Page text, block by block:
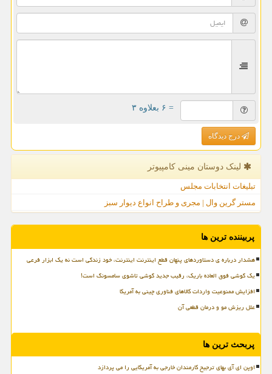
= ۶ بعلاوه ۳
درج دیدگاه
لینک دوستان مینی كامپیوتر
تبلیغات انتخابات مجلس
مستر گرین وال | مجری و طراح انواع دیوار سبز
پربیننده ترین ها
هشدار درباره ی دستاوردهای پنهان قطع اینترنت اینترنت، خود زندگی است نه یک ابزار فرعی
یک گوشی فوق العاده باریک، رقیب جدید گوشی تاشوی سامسونگ است!
افزایش ممنوعیت واردات کالاهای فناوری چینی به آمریکا
علل ریزش مو و درمان قطعی آن
پربحث ترین ها
اوپن ای آی بهای ترجیح کارمندان خارجی به آمریکایی را می پردازد